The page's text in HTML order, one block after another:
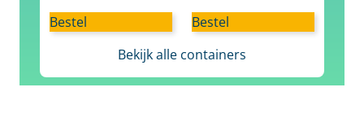
Bestel
Bestel
Bekijk alle containers